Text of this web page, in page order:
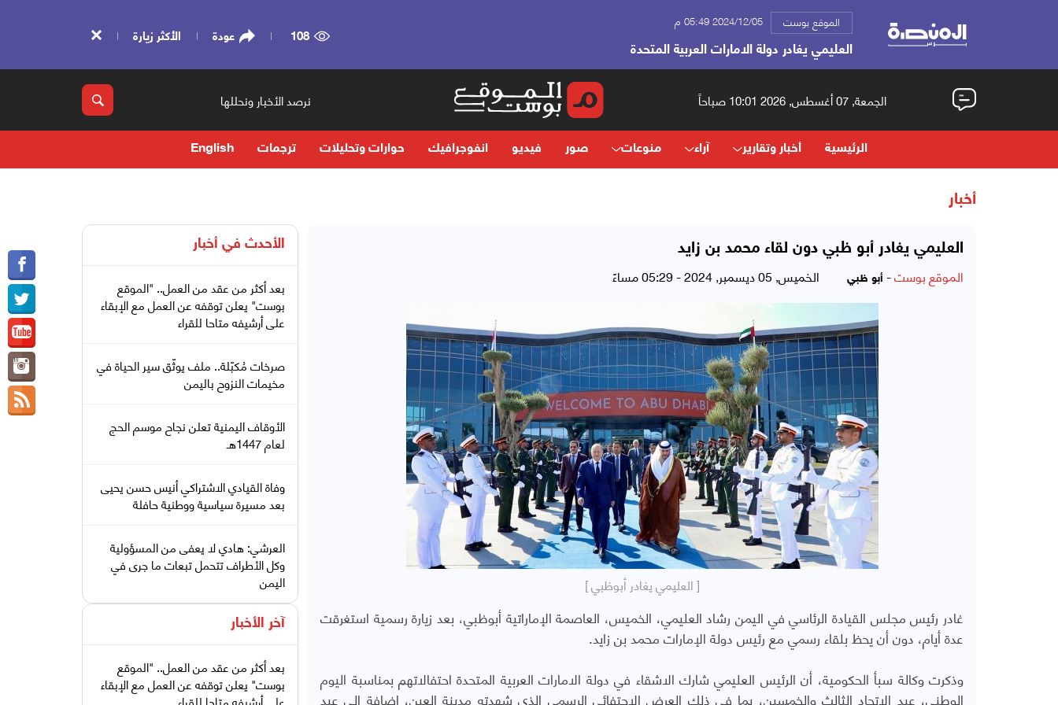
الموقع بوست 2024/12/05 05:49 م
العليمي يغادر دولة الامارات العربية المتحدة
108 عودة الأكثر زيارة